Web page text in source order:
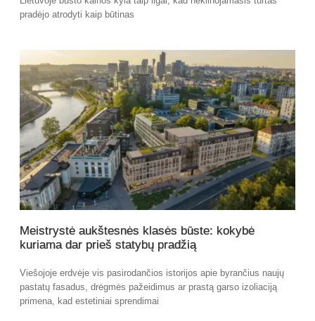
pradėjo atrodyti kaip būtinas
Meistrystė aukštesnės klasės būste: kokybė
kuriama dar prieš statybų pradžią
Viešojoje erdvėje vis pasirodančios istorijos apie byrančius naujų
pastatų fasadus, drėgmės pažeidimus ar prastą garso izoliaciją
primena, kad estetiniai sprendimai